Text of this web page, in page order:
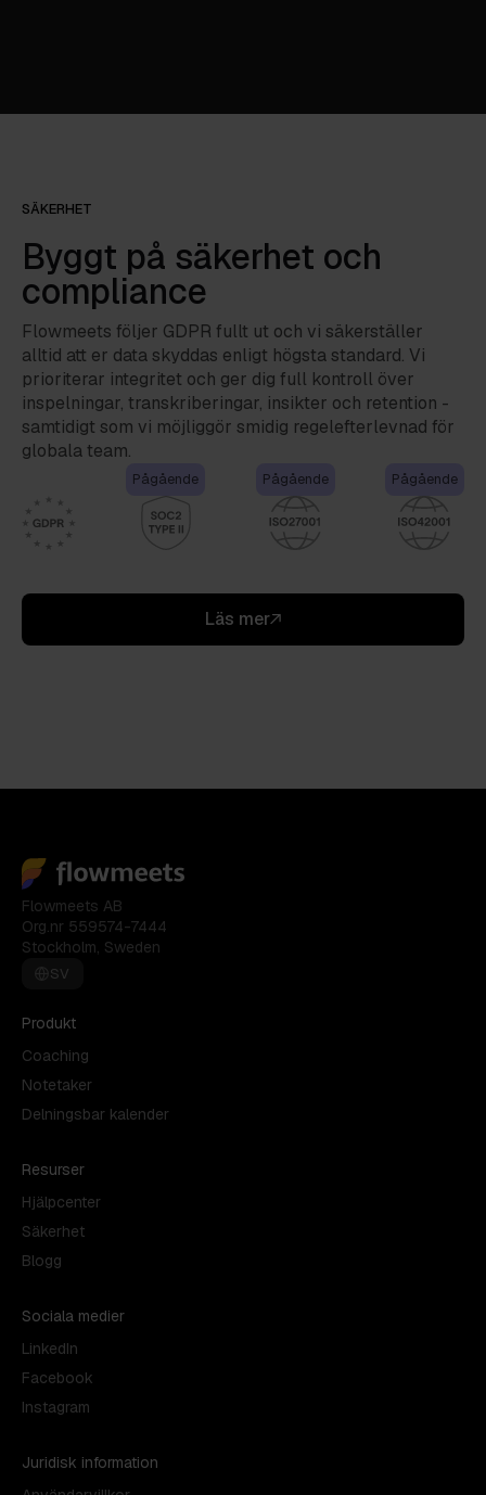
SÄKERHET
Byggt på säkerhet och
compliance
Flowmeets följer GDPR fullt ut och vi säkerställer
alltid att er data skyddas enligt högsta standard. Vi
prioriterar integritet och ger dig full kontroll över
inspelningar, transkriberingar, insikter och retention -
samtidigt som vi möjliggör smidig regelefterlevnad för
globala team.
Pågående Pågående Pågående
Läs mer
Flowmeets AB
Org.nr 559574-7444
Stockholm, Sweden
SV
Produkt
Coaching
Notetaker
Delningsbar kalender
Resurser
Hjälpcenter
Säkerhet
Blogg
Sociala medier
LinkedIn
Facebook
Instagram
Juridisk information